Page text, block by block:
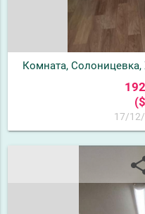
Комната,
17/12/